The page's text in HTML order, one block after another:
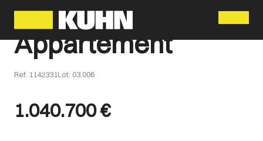
Appartement
Ref: 1142331Lot: 03.006
1.040.700 €
Menu